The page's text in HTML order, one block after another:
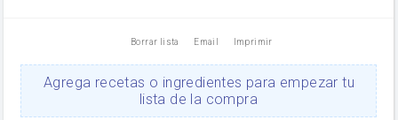
Ajos
salsa de soja
Borrar lista Email Imprimir
Agrega recetas o ingredientes para empezar tu
lista de la compra